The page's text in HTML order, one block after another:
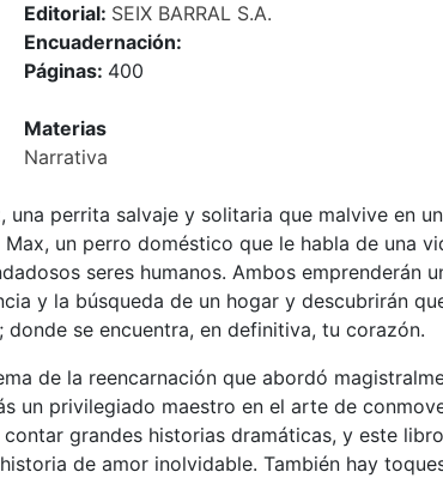
Editorial: SEIX BARRAL S.A.
Encuadernación:
Páginas: 400
Materias
Narrativa
una perrita salvaje y solitaria que malvive en
un perro doméstico que le habla de una
seres humanos. Ambos emprenderán
y la búsqueda de un hogar y descubrirán
donde se encuentra, en definitiva, tu corazón.
de la reencarnación que abordó
un privilegiado maestro en el arte de
grandes historias dramáticas, y este
de amor inolvidable. También hay